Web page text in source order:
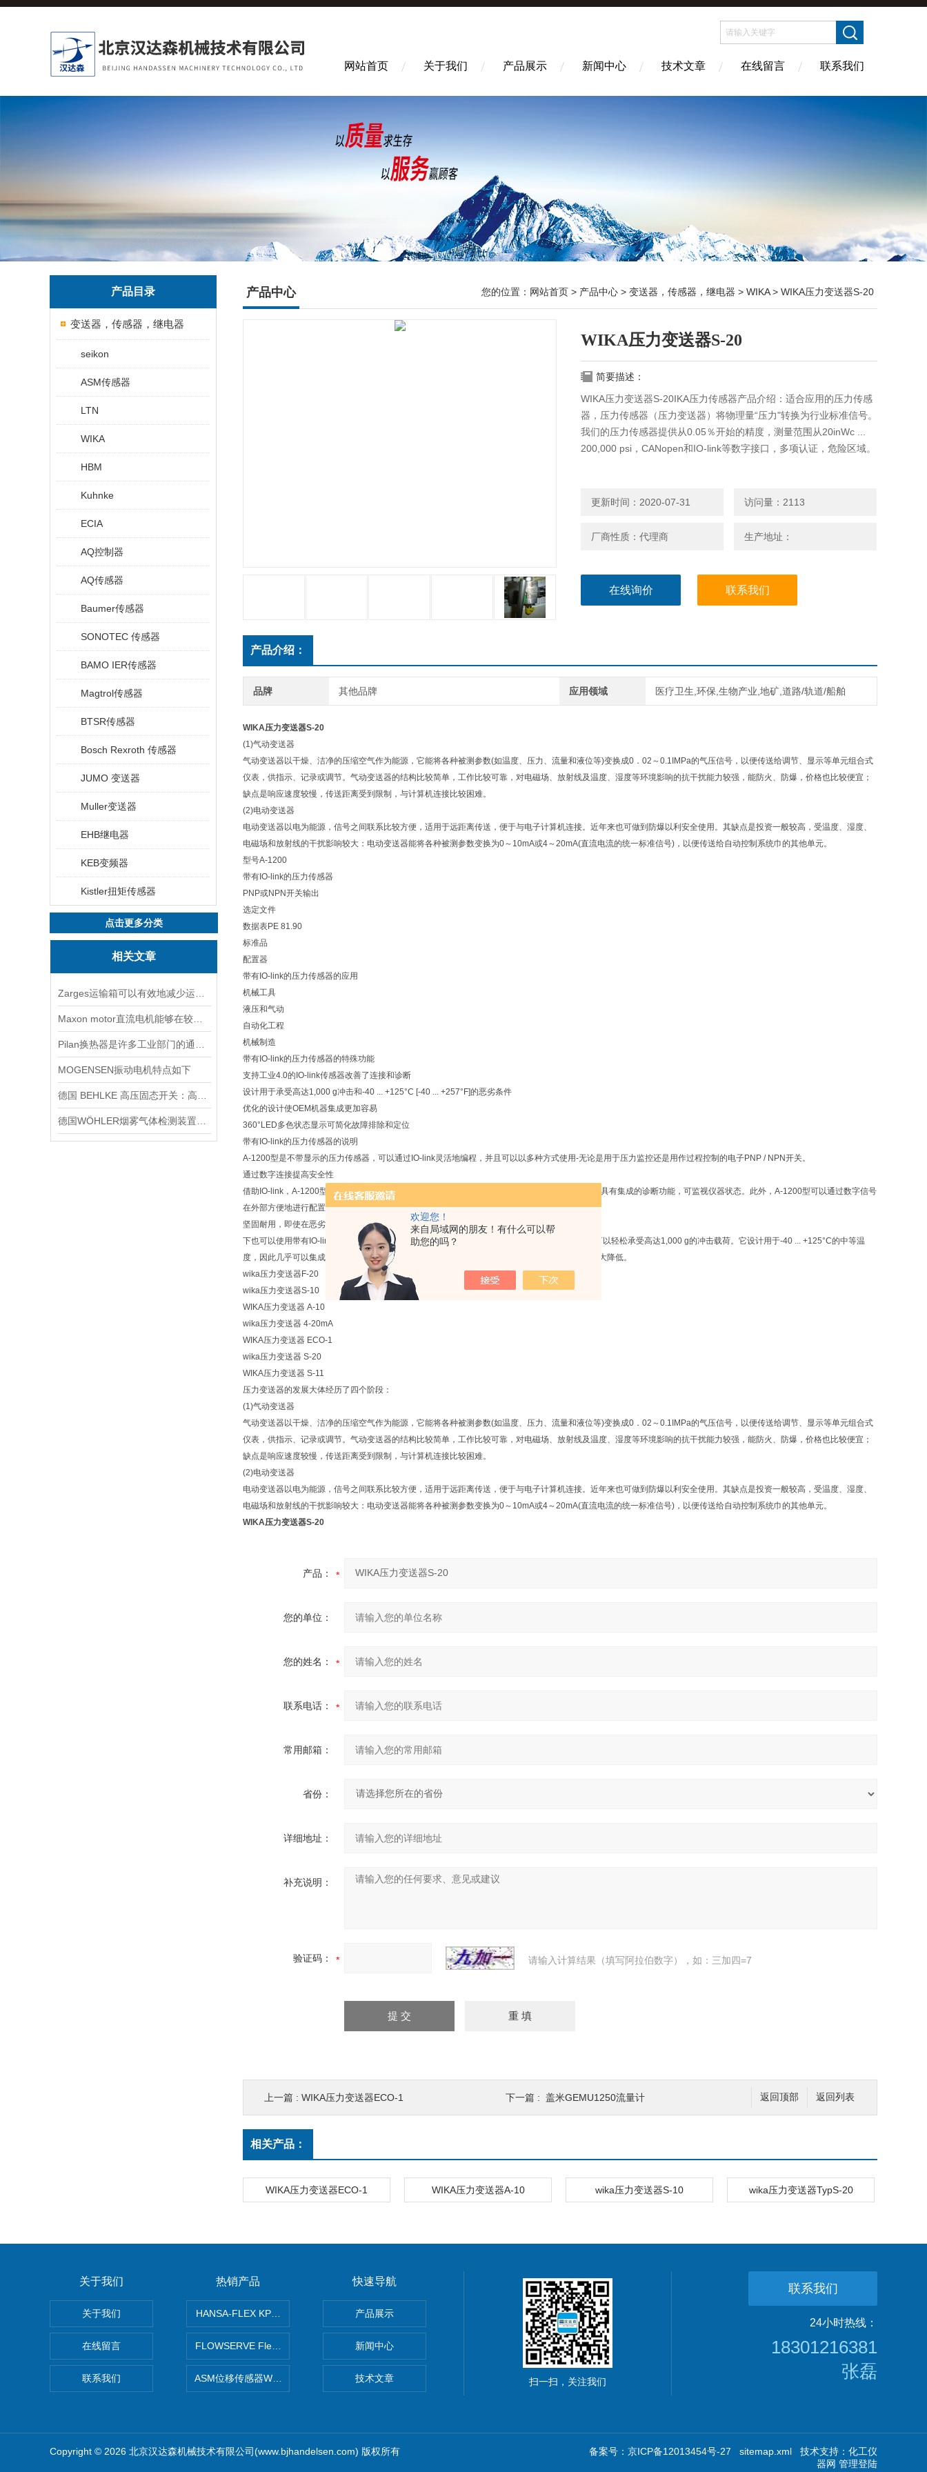
欢迎您！
来自局域网的朋友！有什么可以帮
助您的吗？
网站首页 关于我们 产品展示 新闻中心 技术文章 在线留言 联系我们
产品目录
变送器，传感器，继电器
seikon
ASM传感器
LTN
WIKA
HBM
Kuhnke
ECIA
AQ控制器
AQ传感器
Baumer传感器
SONOTEC 传感器
BAMO IER传感器
Magtrol传感器
BTSR传感器
Bosch Rexroth 传感器
JUMO 变送器
Muller变送器
EHB继电器
KEB变频器
Kistler扭矩传感器
点击更多分类
相关文章
MOGENSEN振动电机特点如下
产品中心 您的位置： 网站首页 > 产品中心 > 变送器，传感器，继电器 > WIKA> WIKA压力变送器S-20
WIKA压力变送器S-20
简要描述：
WIKA压力变送器S-20IKA压力传感器产品介绍：适合应用的压力传感
器，压力传感器（压力变送器）将物理量“压力"转换为行业标准信号。
我们的压力传感器提供从0.05％开始的精度，测量范围从20inWc ...
200,000 psi，CANopen和IO-link等数字接口，多项认证，危险区域。
更新时间：2020-07-31 访问量：2113
厂商性质：代理商 生产地址：
在线询价 联系我们
产品介绍：
品牌 其他品牌 应用领域 医疗卫生,环保,生物产业,地矿,道路/轨道/船舶
WIKA压力变送器S-20
(1)气动变送器
气动变送器以干燥、洁净的压缩空气作为能源，它能将各种被测参数(如温度、压力、流量和液位等)变换成0．02～0.1IMPa的气压信号，以便传送给调节、显示等单元组合式
仪表，供指示、记录或调节。气动变送器的结构比较简单，工作比较可靠，对电磁场、放射线及温度、湿度等环境影响的抗干扰能力较强，能防火、防爆，价格也比较便宜；
缺点是响应速度较慢，传送距离受到限制，与计算机连接比较困难。
(2)电动变送器
电动变送器以电为能源，信号之间联系比较方便，适用于远距离传送，便于与电子计算机连接。近年来也可做到防爆以利安全使用。其缺点是投资一般较高，受温度、湿度、
电磁场和放射线的干扰影响较大：电动变送器能将各种被测参数变换为0～10mA或4～20mA(直流电流的统一标准信号)，以便传送给自动控制系统巾的其他单元。
型号A-1200
带有IO-link的压力传感器
PNP或NPN开关输出
选定文件
数据表PE 81.90
标准品
配置器
带有IO-link的压力传感器的应用
机械工具
液压和气动
自动化工程
机械制造
带有IO-link的压力传感器的特殊功能
支持工业4.0的IO-link传感器改善了连接和诊断
设计用于承受高达1,000 g冲击和-40 ... +125°C [-40 ... +257°F]的恶劣条件
优化的设计使OEM机器集成更加容易
360°LED多色状态显示可简化故障排除和定位
带有IO-link的压力传感器的说明
A-1200型是不带显示的压力传感器，可以通过IO-link灵活地编程，并且可以以多种方式使用-无论是用于压力监控还是用作过程控制的电子PNP / NPN开关。
通过数字连接提高安全性
借助IO-link，A-1200型压力传感器非常适用于智能机器。为确保长期获得的测量结果，压力传感器具有集成的诊断功能，可监视仪器状态。此外，A-1200型可以通过数字信号
在外部方便地进行配置，并可以随时进行调整。
坚固耐用，即使在恶劣的环境
下也可以使用带有IO-link的坚固型压力传感器专为环境条件而设计。使用焊接的M12 x 1连接器，可以轻松承受高达1,000 g的冲击载荷。它设计用于-40 ... +125°C的中等温
度，因此几乎可以集成到任何应用中。由于设计稳定，因此停机时间以及相关的维护费用和成本大大降低。
wika压力变送器F-20
wika压力变送器S-10
WIKA压力变送器 A-10
wika压力变送器 4-20mA
WIKA压力变送器 ECO-1
wika压力变送器 S-20
WIKA压力变送器 S-11
压力变送器的发展大体经历了四个阶段：
(1)气动变送器
气动变送器以干燥、洁净的压缩空气作为能源，它能将各种被测参数(如温度、压力、流量和液位等)变换成0．02～0.1IMPa的气压信号，以便传送给调节、显示等单元组合式
仪表，供指示、记录或调节。气动变送器的结构比较简单，工作比较可靠，对电磁场、放射线及温度、湿度等环境影响的抗干扰能力较强，能防火、防爆，价格也比较便宜；
缺点是响应速度较慢，传送距离受到限制，与计算机连接比较困难。
(2)电动变送器
电动变送器以电为能源，信号之间联系比较方便，适用于远距离传送，便于与电子计算机连接。近年来也可做到防爆以利安全使用。其缺点是投资一般较高，受温度、湿度、
电磁场和放射线的干扰影响较大：电动变送器能将各种被测参数变换为0～10mA或4～20mA(直流电流的统一标准信号)，以便传送给自动控制系统巾的其他单元。
WIKA压力变送器S-20
产品：
您的单位：
您的姓名：
联系电话：
常用邮箱：
省份：
详细地址：
补充说明：
验证码： 请输入计算结果（填写阿拉伯数字），如：三加四=7
返回列表
返回顶部
上一篇 : WIKA压力变送器ECO-1 下一篇 : 盖米GEMU1250流量计
相关产品：
WIKA压力变送器ECO-1 WIKA压力变送器A-10 wika压力变送器S-10 wika压力变送器TypS-20
关于我们
关于我们
在线留言
联系我们
热销产品
HANSA-FLEX KP100P紧凑型先导软管KP106P
FLOWSERVE Flex Wedge闸阀
ASM位移传感器WS10-750
快速导航
产品展示
新闻中心
技术文章 扫一扫，关注我们
联系我们
24小时热线：
18301216381
张磊
Copyright © 2026 北京汉达森机械技术有限公司(www.bjhandelsen.com) 版权所有 备案号：京ICP备12013454号-27 sitemap.xml 技术支持： 化工仪
器网 管理登陆